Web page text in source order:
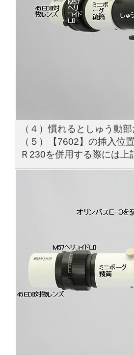
（４）慣れるとしゅう動
（５）【7602】の挿入位
Ｒ230を併用する際には